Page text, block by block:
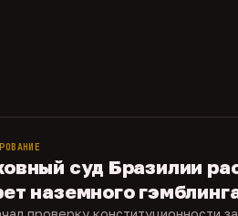
суд Бразилии
наземного